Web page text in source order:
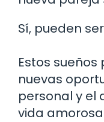
Sí, pueden
Estos
nuevas
personal y el
vida